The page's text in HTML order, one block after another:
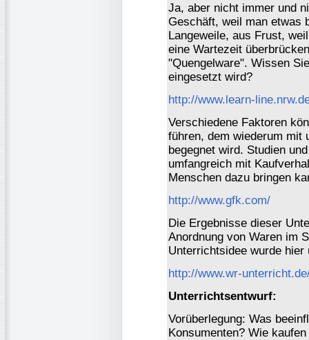
Ja, aber nicht immer und
Geschäft, weil man etwas
Langeweile, aus Frust,
eine Wartezeit
"Quengelware". Wissen
eingesetzt wird?
http://www.learn-
Verschiedene Faktoren
führen, dem wiederum mit
begegnet wird. Studien
umfangreich mit
Menschen dazu bringen
http://www.gfk.com/
Die Ergebnisse dieser
Anordnung von Waren im
Unterrichtsidee wurde hier
http://www.wr-
Unterrichtsentwurf:
Vorüberlegung: Was
Konsumenten? Wie